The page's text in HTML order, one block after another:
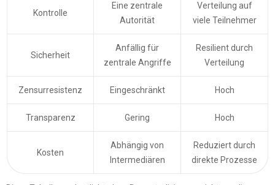
Kontrolle
Eine zentrale
Autorität
Verteilung auf
viele Teilnehmer
Sicherheit
Anfällig für
zentrale Angriffe
Resilient durch
Verteilung
Zensurresistenz Eingeschränkt Hoch
Transparenz Gering Hoch
Kosten
Abhängig von
Intermediären
Reduziert durch
direkte Prozesse